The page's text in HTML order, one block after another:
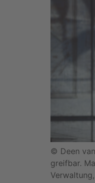
© Deen
greifbar.